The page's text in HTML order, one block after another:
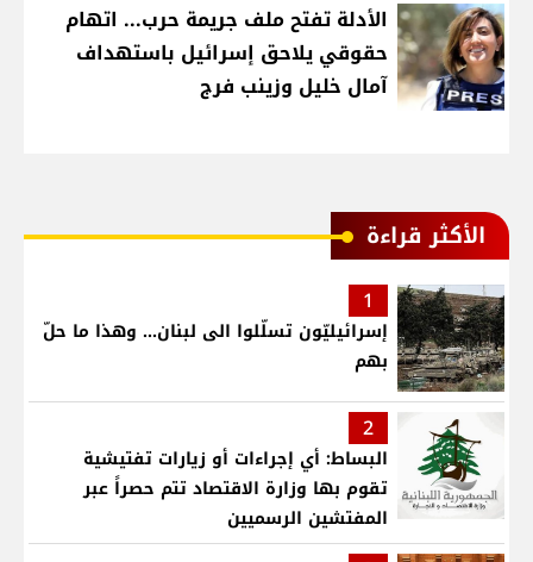
الأدلة تفتح ملف جريمة حرب... اتهام
حقوقي يلاحق إسرائيل باستهداف
آمال خليل وزينب فرج
الأكثر قراءة
1
إسرائيليّون تسلّلوا الى لبنان... وهذا ما حلّ
بهم
2
البساط: أي إجراءات أو زيارات تفتيشية
تقوم بها وزارة الاقتصاد تتم حصراً عبر
المفتشين الرسميين